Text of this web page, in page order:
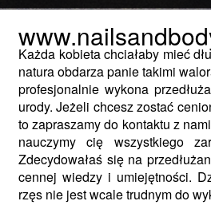
Każda kobieta chciałaby mieć
natura obdarza panie takimi
profesjonalnie wykona
urody. Jeżeli chcesz zostać
to zapraszamy do kontaktu z
nauczymy cię wszystkiego
Zdecydowałaś się na
cennej wiedzy i umiejętności.
rzęs nie jest wcale trudnym do